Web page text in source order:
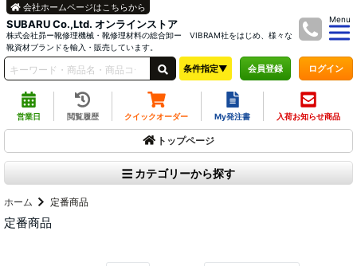
SUBARU Co.,Ltd. オンラインストア
株式会社昴ー靴修理機械・靴修理材料の総合卸ー VIBRAM社をはじめ、様々な
靴資材ブランドを輸入・販売しています。
Menu
会社ホームページはこちらから
条件指定▼ 会員登録 ログイン
営業日 閲覧履歴 クイックオーダー My発注書 入荷お知らせ商品
トップページ
カテゴリーから探す
ホーム 定番商品
定番商品